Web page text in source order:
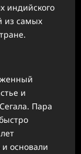
индийского
из самых
и
Пара
основали